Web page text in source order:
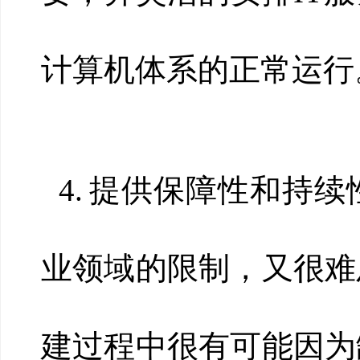
计算机体系的正常运
4. 提供保障性和持续
业领域的限制，又很
建过程中很有可能因